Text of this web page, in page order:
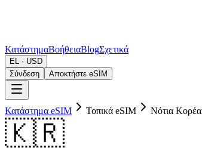
ΚατάστημαΒοήθειαBlogΣχετικά
EL · USD
Σύνδεση
Αποκτήστε eSIM
Κατάστημα eSIM Τοπικά eSIM Νότια Κορέα
🇰🇷